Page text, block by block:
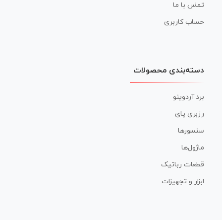
تماس با ما
حساب کاربری
دسته‌بندی محصولات
برد آردوینو
رزبری پای
سنسورها
ماژول‌ها
قطعات رباتیک
ابزار و تجهیزات